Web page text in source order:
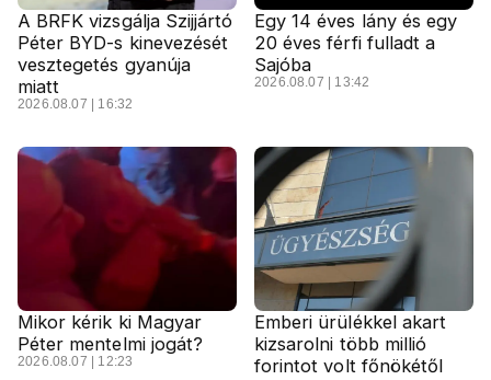
A BRFK vizsgálja Szijjártó
Péter BYD-s kinevezését
vesztegetés gyanúja
miatt
2026.08.07 | 16:32
Egy 14 éves lány és egy
20 éves férfi fulladt a
Sajóba
2026.08.07 | 13:42
Mikor kérik ki Magyar
Péter mentelmi jogát?
2026.08.07 | 12:23
Emberi ürülékkel akart
kizsarolni több millió
forintot volt főnökétől